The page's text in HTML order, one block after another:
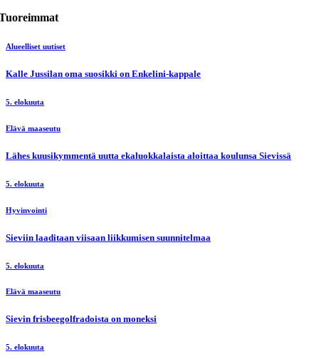
Alueelliset uutiset
Kalle Jussilan oma suosikki on Enkelini-kappale
5. elokuuta
Elävä maaseutu
Lähes kuusikymmentä uutta ekaluokkalaista aloittaa koulunsa Sievissä
5. elokuuta
Hyvinvointi
Sieviin laaditaan viisaan liikkumisen suunnitelmaa
5. elokuuta
Elävä maaseutu
Sievin frisbeegolfradoista on moneksi
5. elokuuta